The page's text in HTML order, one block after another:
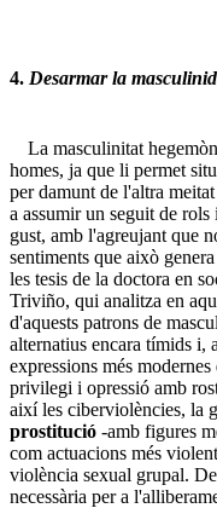
4. Desarmar la
La masculinitat
homes, ja que li permet
per damunt de l'altra
a assumir un seguit de rols
gust, amb l'agreujant que
sentiments que això
les tesis de la doctora en
Triviño, qui analitza en
d'aquests patrons de
alternatius encara tímids i,
expressions més
privilegi i opressió amb
així les ciberviolències, la
prostitució -amb figures
com actuacions més
violència sexual grupal.
necessària per a